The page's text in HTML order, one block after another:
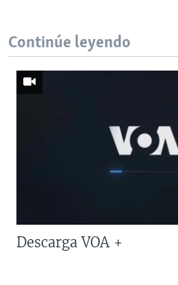
Continúe leyendo
Descarga VOA +